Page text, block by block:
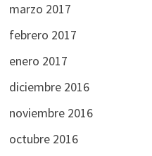
marzo 2017
febrero 2017
enero 2017
diciembre 2016
noviembre 2016
octubre 2016